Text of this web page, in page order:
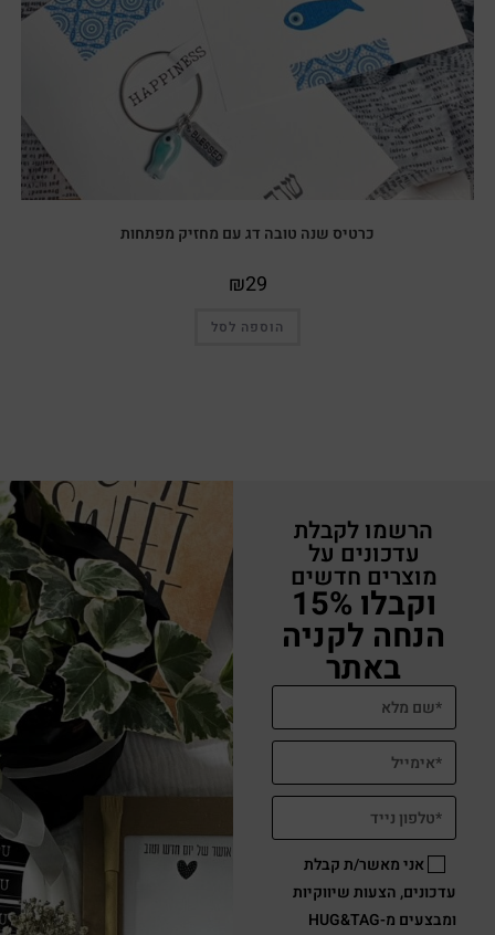
כרטיס שנה טובה דג עם מחזיק מפתחות
₪29
הוספה לסל
הרשמו לקבלת
עדכונים על
מוצרים חדשים
וקבלו 15%
הנחה לקניה
באתר
אני מאשר/ת קבלת
עדכונים, הצעות שיווקיות
ומבצעים מ-HUG&TAG